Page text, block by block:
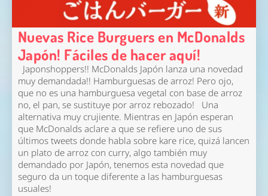
Nuevas Rice Burguers en McDonalds
Japón! Fáciles de hacer aquí!
Japonshoppers!! McDonalds Japón lanza una novedad
muy demandada!! Hamburguesas de arroz! Pero ojo,
que no es una hamburguesa vegetal con base de arroz
no, el pan, se sustituye por arroz rebozado! Una
alternativa muy crujiente. Mientras en Japón esperan
que McDonalds aclare a que se refiere uno de sus
últimos tweets donde habla sobre kare rice, quizá lancen
un plato de arroz con curry, algo también muy
demandado por Japón, tenemos esta novedad que
seguro da un toque diferente a las hamburguesas
usuales!